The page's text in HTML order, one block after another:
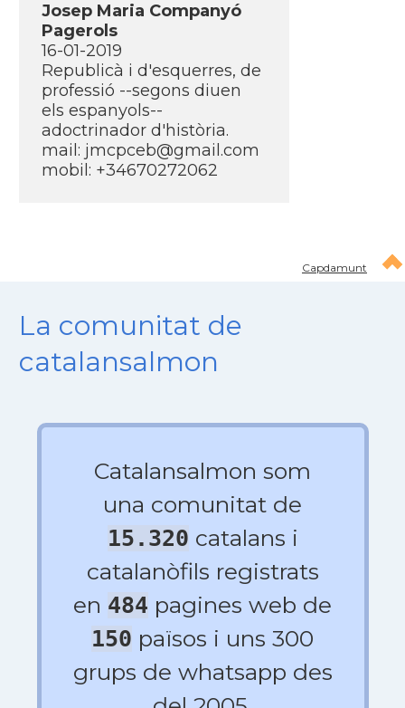
Josep Maria Companyó
Pagerols
16-01-2019
Republicà i d'esquerres, de
professió --segons diuen
els espanyols--
adoctrinador d'història.
mail: jmcpceb@gmail.com
mobil: +34670272062
Capdamunt
La comunitat de
catalansalmon
Catalansalmon som
una comunitat de
15.320 catalans i
catalanòfils registrats
en 484 pagines web de
150 països i uns 300
grups de whatsapp des